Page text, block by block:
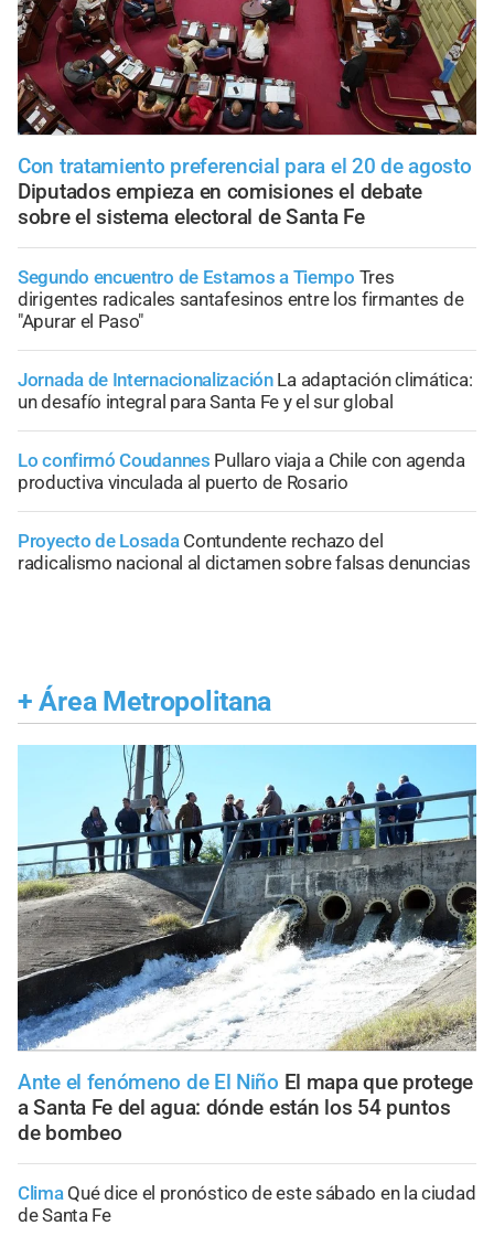
Con tratamiento preferencial para el 20 de agosto
Diputados empieza en comisiones el debate
sobre el sistema electoral de Santa Fe
Segundo encuentro de Estamos a Tiempo Tres
dirigentes radicales santafesinos entre los firmantes de
"Apurar el Paso"
Jornada de Internacionalización La adaptación climática:
un desafío integral para Santa Fe y el sur global
Lo confirmó Coudannes Pullaro viaja a Chile con agenda
productiva vinculada al puerto de Rosario
Proyecto de Losada Contundente rechazo del
radicalismo nacional al dictamen sobre falsas denuncias
+ Área Metropolitana
Ante el fenómeno de El Niño El mapa que protege
a Santa Fe del agua: dónde están los 54 puntos
de bombeo
Clima Qué dice el pronóstico de este sábado en la ciudad
de Santa Fe